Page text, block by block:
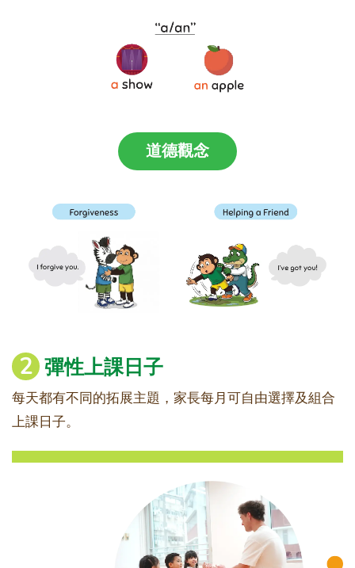
道德觀念
2 彈性上課日子
每天都有不同的拓展主題，家長每月可自由選擇及組合
上課日子。